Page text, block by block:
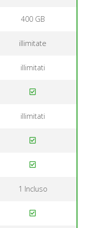
400 GB
illimitate
illimitati
illimitati
1 Incluso